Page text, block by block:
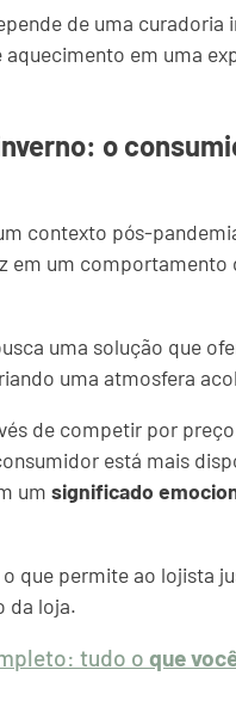
de uma curadoria
em uma
o
contexto pós-
em um
uma solução que
uma atmosfera
de competir por
está mais
um significado
que permite ao lojista
da loja.
tudo o que